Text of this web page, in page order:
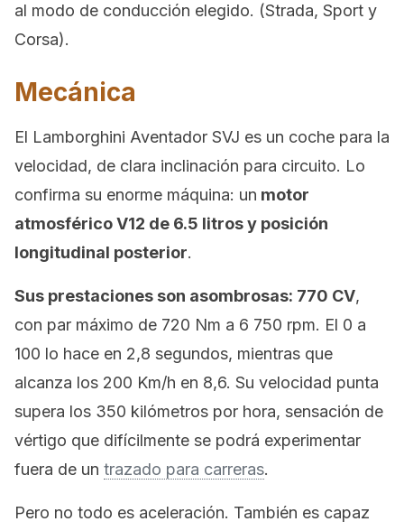
al modo de conducción elegido. (Strada, Sport y
Corsa).
Mecánica
El Lamborghini Aventador SVJ es un coche para la
velocidad, de clara inclinación para circuito. Lo
confirma su enorme máquina: un motor
atmosférico V12 de 6.5 litros y posición
longitudinal posterior.
Sus prestaciones son asombrosas: 770 CV,
con par máximo de 720 Nm a 6 750 rpm. El 0 a
100 lo hace en 2,8 segundos, mientras que
alcanza los 200 Km/h en 8,6. Su velocidad punta
supera los 350 kilómetros por hora, sensación de
vértigo que difícilmente se podrá experimentar
fuera de un trazado para carreras.
Pero no todo es aceleración. También es capaz